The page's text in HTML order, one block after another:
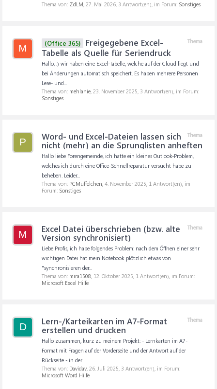
Thema von: ZdLM, 27. Mai 2026, 3 Antwort(en), im Forum: Sonstiges
M
Thema
(Office 365)
Freigegebene Excel-
Tabelle als Quelle für Seriendruck
Hallo, :) wir haben eine Excel-Tabelle, welche auf der Cloud liegt und
bei Änderungen automatisch speichert. Es haben mehrere Personen
Lese- und...
Thema von: mehlanie, 23. November 2025, 3 Antwort(en), im Forum:
Sonstiges
P
Thema
Word- und Excel-Dateien lassen sich
nicht (mehr) an die Sprunglisten anheften
Hallo liebe Forengemeinde, ich hatte ein kleines Outlook-Problem,
welches ich durch eine Office-Schnellreparatur versucht habe zu
beheben. Leider...
Thema von: PCMuffelchen, 4. November 2025, 1 Antwort(en), im
Forum: Sonstiges
M
Thema
Excel Datei überschrieben (bzw. alte
Version synchronisiert)
Liebe Profis, ich habe folgendes Problem: nach dem Öffnen einer sehr
wichtigen Datei hat mein Notebook plötzlich etwas von
"synchronisieren der...
Thema von: mira1508, 12. Oktober 2025, 1 Antwort(en), im Forum:
Microsoft Excel Hilfe
D
Thema
Lern-/Karteikarten im A7-Format
erstellen und drucken
Hallo zusammen, kurz zu meinem Projekt: - Lernkarten im A7-
Format mit Fragen auf der Vorderseite und der Antwort auf der
Rückseite - in der...
Thema von: Davidav, 26. Juli 2025, 3 Antwort(en), im Forum:
Microsoft Word Hilfe